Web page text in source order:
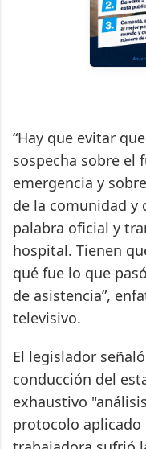
“Hay que evitar
sospecha sobre el
emergencia y
de la comunidad y
palabra oficial y
hospital. Tienen
qué fue lo que
de asistencia”,
televisivo.
El legislador
conducción del
exhaustivo
protocolo aplicado